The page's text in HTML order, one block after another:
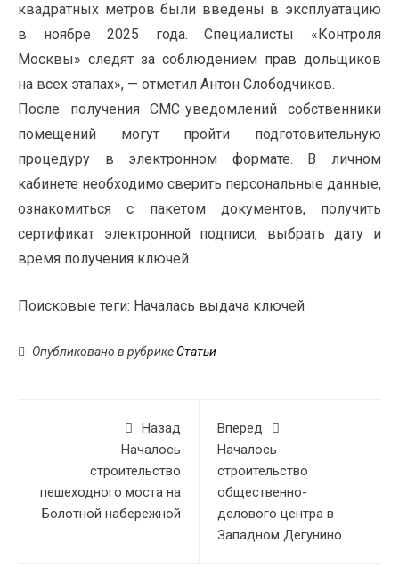
квадратных метров были введены в эксплуатацию
в ноябре 2025 года. Специалисты «Контроля
Москвы» следят за соблюдением прав дольщиков
на всех этапах», — отметил Антон Слободчиков.
После получения СМС-уведомлений собственники
помещений могут пройти подготовительную
процедуру в электронном формате. В личном
кабинете необходимо сверить персональные данные,
ознакомиться с пакетом документов, получить
сертификат электронной подписи, выбрать дату и
время получения ключей.
Поисковые теги: Началась выдача ключей
Опубликовано в рубрикеСтатьи
Назад
Началось
строительство
пешеходного моста на
Болотной набережной
Вперед
Началось
строительство
общественно-
делового центра в
Западном Дегунино